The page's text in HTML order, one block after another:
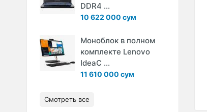
DDR4 ...
10 622 000 сум
Моноблок в полном
комплекте Lenovo
IdeaC ...
11 610 000 сум
Смотреть все